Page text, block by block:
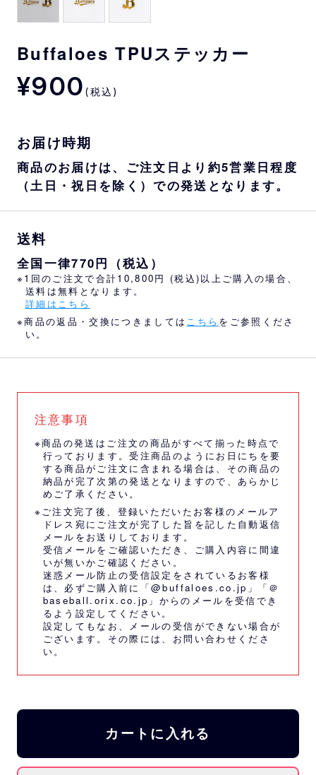
Buffaloes TPUステッカー
¥900 (税込)
お届け時期
商品のお届けは、ご注文日より約5営業日程度
（土日・祝日を除く）での発送となります。
送料
全国一律770円（税込）
※1回のご注文で合計10,800円 (税込)以上ご購入の場合、
送料は無料となります。
詳細はこちら
※商品の返品・交換につきましては こちら をご参照くださ
い。
注意事項
※商品の発送はご注文の商品がすべて揃った時点で
行っております。受注商品のようにお日にちを要
する商品がご注文に含まれる場合は、その商品の
納品が完了次第の発送となりますので、あらかじ
めご了承ください。
※ご注文完了後、登録いただいたお客様のメールア
ドレス宛にご注文が完了した旨を記した自動返信
メールをお送りしております。
受信メールをご確認いただき、ご購入内容に間違
いが無いかご確認ください。
迷惑メール防止の受信設定をされているお客様
は、必ずご購入前に「@buffaloes.co.jp」「＠
baseball.orix.co.jp」からのメールを受信でき
るよう設定してください。
設定してもなお、メールの受信ができない場合が
ございます。その際には、 お問い合わせくださ
い。
カートに入れる